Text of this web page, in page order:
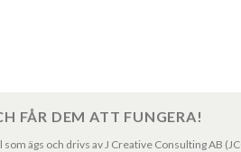
FÅR DEM ATT FUNGERA!
ägs och drivs av J Creative Consulting AB